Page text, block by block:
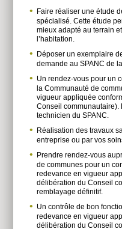
Faire réaliser une étude
spécialisé. Cette étude
mieux adapté au terrain
l’habitation.
Déposer un exemplaire
demande au SPANC de
Un rendez-vous pour un
la Communauté de
vigueur appliquée
Conseil communautaire).
technicien du SPANC.
Réalisation des travaux
entreprise ou par vos
Prendre rendez-vous
de communes pour un
redevance en vigueur
délibération du Conseil
remblayage définitif.
Un contrôle de bon
redevance en vigueur
délibération du Conseil